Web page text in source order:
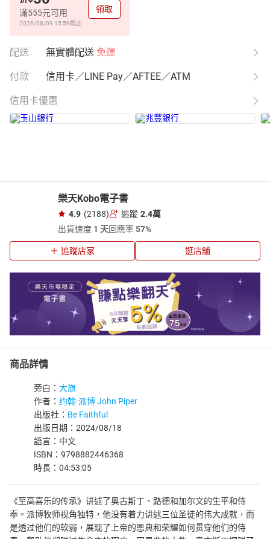
滿555元可用
2026/08/09 15:59截止
領取
配送 無實體配送 免運
付款 信用卡／LINE Pay／AFTEE／ATM
信用卡優惠
樂天Kobo電子書
4.9 (2188) 追蹤 2.4萬
出貨速度 1 天回應率57%
追蹤店家 逛店舖
商品詳情
旁白： 大旗
作者： 约翰·派博 John Piper
出版社： Be Faithful
出版日期：2024/08/18
語言：中文
ISBN：9798882446368
時長：04:53:05
《至高喜乐的传承》讲述了奥古斯丁、路德和加尔文的生平和侍
奉。派博牧师视角独特，他没有着力讲述三位圣徒的伟大成就，而
是透过他们的软弱，展现了上帝的恩典和荣耀如何贯穿他们的侍